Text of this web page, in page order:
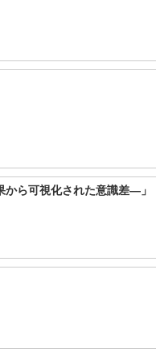
から可視化された意識差―」